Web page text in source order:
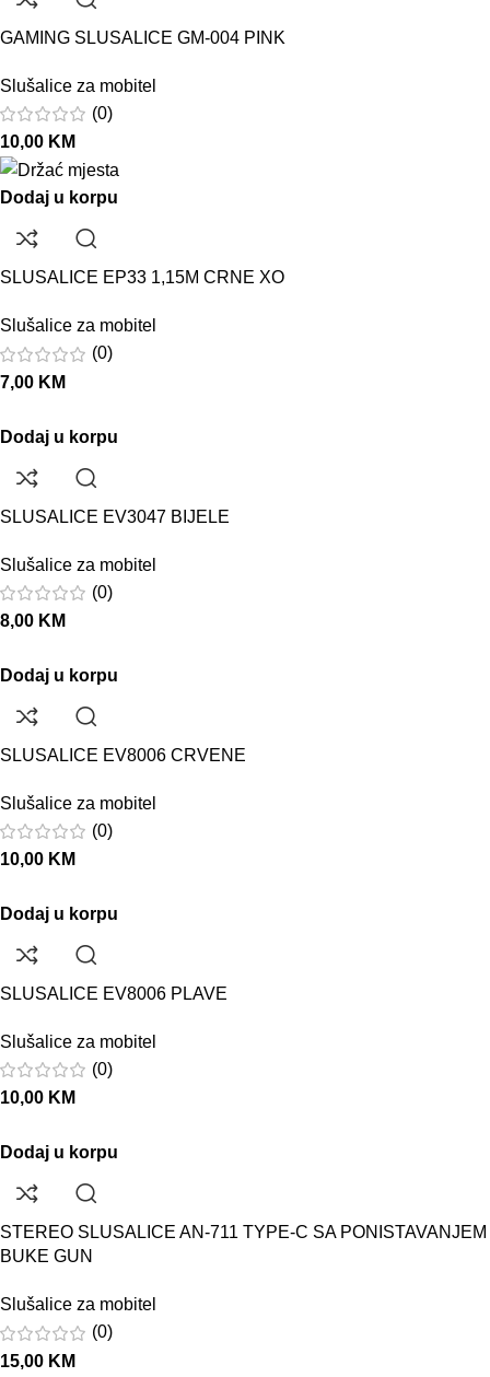
GAMING SLUSALICE GM-004 PINK
Slušalice za mobitel
(0)
10,00 KM
Dodaj u korpu
SLUSALICE EP33 1,15M CRNE XO
Slušalice za mobitel
(0)
7,00 KM
Dodaj u korpu
SLUSALICE EV3047 BIJELE
Slušalice za mobitel
(0)
8,00 KM
Dodaj u korpu
SLUSALICE EV8006 CRVENE
Slušalice za mobitel
(0)
10,00 KM
Dodaj u korpu
SLUSALICE EV8006 PLAVE
Slušalice za mobitel
(0)
10,00 KM
Dodaj u korpu
STEREO SLUSALICE AN-711 TYPE-C SA PONISTAVANJEM
BUKE GUN
Slušalice za mobitel
(0)
15,00 KM